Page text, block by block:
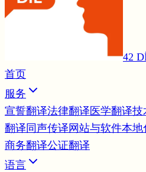
42
首页
服务
宣誓翻译法律翻译 医学翻译技
翻译 同声传译 网站与软件本地
商务翻译公证翻译
语言